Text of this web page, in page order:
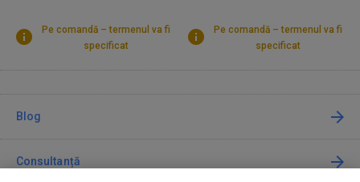
Pe comandă – termenul va fi
specificat
Pe comandă – termenul va fi
specificat
Blog
Consultanță